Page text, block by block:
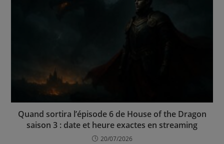
Quand sortira l’épisode 6 de House of the Dragon
saison 3 : date et heure exactes en streaming
20/07/2026